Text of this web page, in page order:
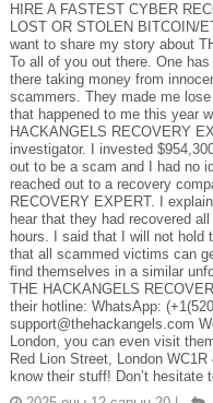
HIRE A FASTEST CYBER
LOST OR STOLEN BITCOIN/
want to share my story about
To all of you out there. One
there taking money from
scammers. They made me
that happened to me this year
HACKANGELS RECOVERY
investigator. I invested
out to be a scam and I had no
reached out to a recovery
RECOVERY EXPERT. I
hear that they had recovered
hours. I said that I will not
that all scammed victims can
find themselves in a similar
THE HACKANGELS
their hotline: WhatsApp:
support@thehackangels.com
London, you can even visit
Red Lion Street, London
know their stuff! Don’t hesitate